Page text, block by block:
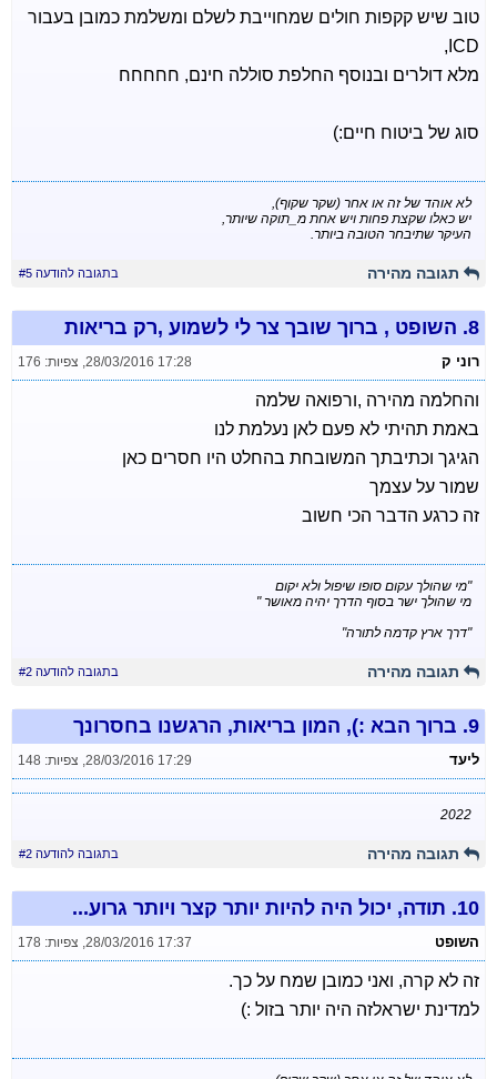
טוב שיש קקפות חולים שמחוייבת לשלם ומשלמת כמובן בעבור
ICD,
מלא דולרים ובנוסף החלפת סוללה חינם, חחחחח
סוג של ביטוח חיים:)
לא אוהד של זה או אחר (שקר שקוף),
יש כאלו שקצת פחות ויש אחת מ_תוקה שיותר,
העיקר שתיבחר הטובה ביותר.
תגובה מהירה בתגובה להודעה #5
8. השופט , ברוך שובך צר לי לשמוע ,רק בריאות
רוני ק 28/03/2016 17:28
, צפיות: 176
והחלמה מהירה ,ורפואה שלמה
באמת תהיתי לא פעם לאן נעלמת לנו
הגיגך וכתיבתך המשובחת בהחלט היו חסרים כאן
שמור על עצמך
זה כרגע הדבר הכי חשוב
"מי שהולך עקום סופו שיפול ולא יקום
מי שהולך ישר בסוף הדרך יהיה מאושר "
"דרך ארץ קדמה לתורה"
תגובה מהירה בתגובה להודעה #2
9. ברוך הבא :), המון בריאות, הרגשנו בחסרונך
ליעד 28/03/2016 17:29
, צפיות: 148
2022
תגובה מהירה בתגובה להודעה #2
10. תודה, יכול היה להיות יותר קצר ויותר גרוע...
השופט 28/03/2016 17:37
, צפיות: 178
זה לא קרה, ואני כמובן שמח על כך.
למדינת ישראלזה היה יותר בזול :)